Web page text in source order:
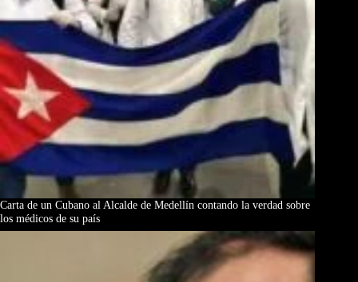
Carta de un Cubano al Alcalde de Medellín contando la verdad sobre
los médicos de su país